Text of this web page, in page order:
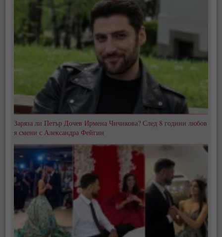
Заряза ли Петър Дочев Ирмена Чичикова? След 8 години любов
я смени с Александра Фейгин